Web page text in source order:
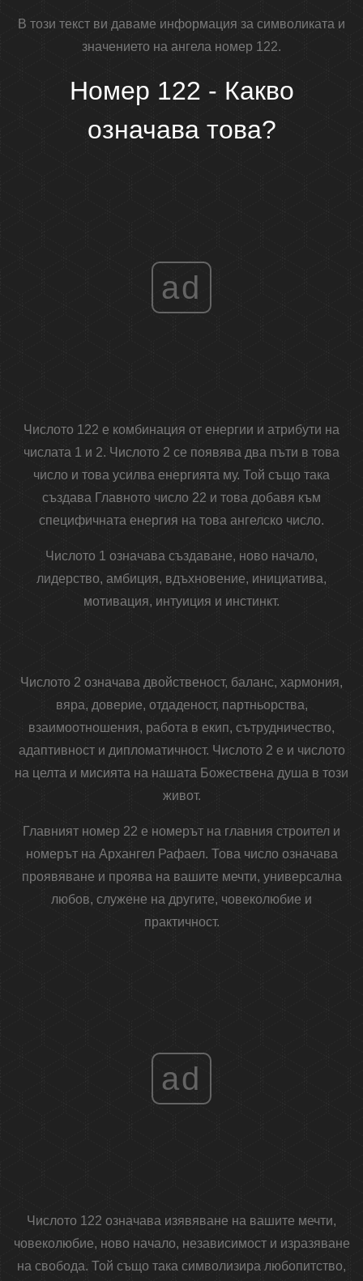
В този текст ви даваме информация за символиката и
значението на ангела номер 122.
Номер 122 - Какво
означава това?
ad
Числото 122 е комбинация от енергии и атрибути на
числата 1 и 2. Числото 2 се появява два пъти в това
число и това усилва енергията му. Той също така
създава Главното число 22 и това добавя към
специфичната енергия на това ангелско число.
Числото 1 означава създаване, ново начало,
лидерство, амбиция, вдъхновение, инициатива,
мотивация, интуиция и инстинкт.
Числото 2 означава двойственост, баланс, хармония,
вяра, доверие, отдаденост, партньорства,
взаимоотношения, работа в екип, сътрудничество,
адаптивност и дипломатичност. Числото 2 е и числото
на целта и мисията на нашата Божествена душа в този
живот.
Главният номер 22 е номерът на главния строител и
номерът на Архангел Рафаел. Това число означава
проявяване и проява на вашите мечти, универсална
любов, служене на другите, човеколюбие и
практичност.
ad
Числото 122 означава изявяване на вашите мечти,
човеколюбие, ново начало, независимост и изразяване
на свобода. Той също така символизира любопитство,